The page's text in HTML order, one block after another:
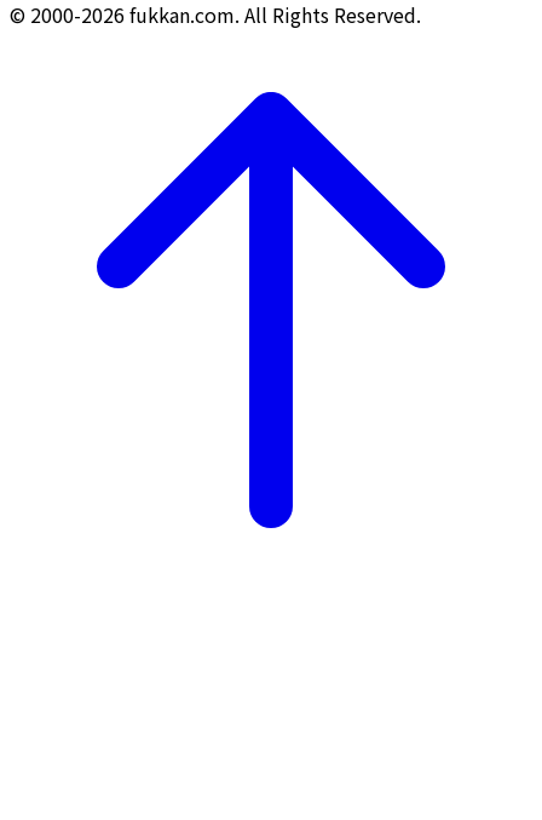
© 2000-2026 fukkan.com. All Rights Reserved.